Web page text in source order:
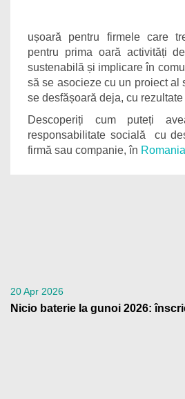
ușoară pentru firmele care
pentru prima oară activități
sustenabilă și implicare în
să se asocieze cu un proiect al
se desfășoară deja, cu
Descoperiți cum puteți
responsabilitate socială cu
firmă sau companie, în
20 Apr 2026